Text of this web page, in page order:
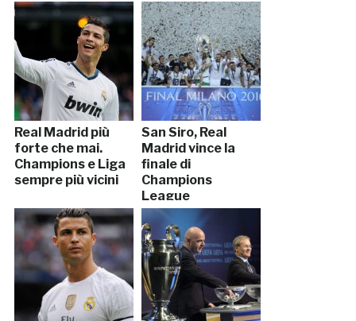
Real Madrid più
forte che mai.
Champions e Liga
sempre più vicini
San Siro, Real
Madrid vince la
finale di
Champions
League